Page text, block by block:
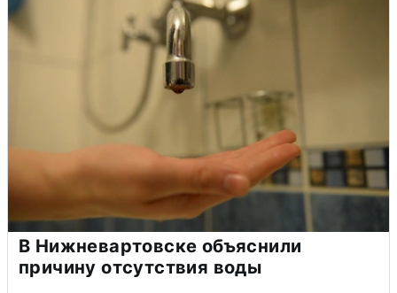
В Нижневартовске объяснили
причину отсутствия воды